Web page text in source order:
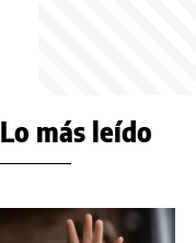
Lo más leído